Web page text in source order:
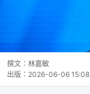
撰文： 林嘉敏
出版： 2026-06-06 15:08